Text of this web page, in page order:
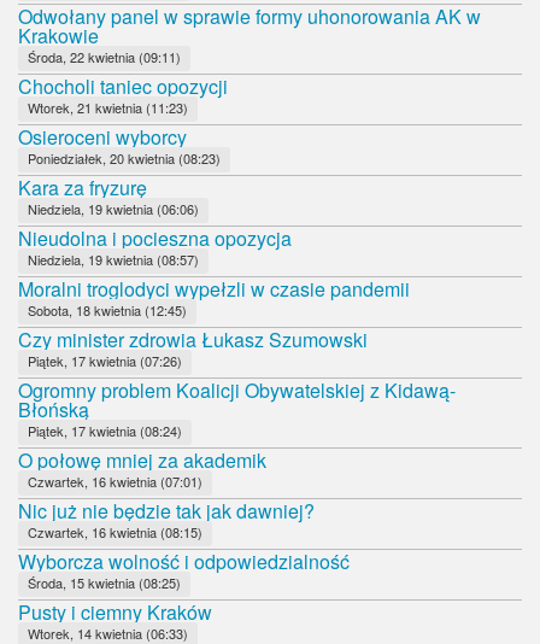
Odwołany panel w sprawie formy uhonorowania AK w
Krakowie
Środa, 22 kwietnia (09:11)
Chocholi taniec opozycji
Wtorek, 21 kwietnia (11:23)
Osieroceni wyborcy
Poniedziałek, 20 kwietnia (08:23)
Kara za fryzurę
Niedziela, 19 kwietnia (06:06)
Nieudolna i pocieszna opozycja
Niedziela, 19 kwietnia (08:57)
Moralni troglodyci wypełzli w czasie pandemii
Sobota, 18 kwietnia (12:45)
Czy minister zdrowia Łukasz Szumowski
Piątek, 17 kwietnia (07:26)
Ogromny problem Koalicji Obywatelskiej z Kidawą-
Błońską
Piątek, 17 kwietnia (08:24)
O połowę mniej za akademik
Czwartek, 16 kwietnia (07:01)
Nic już nie będzie tak jak dawniej?
Czwartek, 16 kwietnia (08:15)
Wyborcza wolność i odpowiedzialność
Środa, 15 kwietnia (08:25)
Pusty i ciemny Kraków
Wtorek, 14 kwietnia (06:33)